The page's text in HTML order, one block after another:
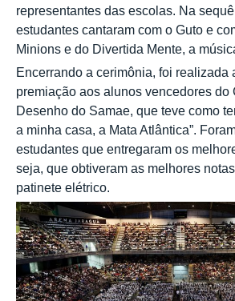
representantes das escolas. Na
estudantes cantaram com o Guto e
Minions e do Divertida Mente, a
Encerrando a cerimônia, foi realizada
premiação aos alunos vencedores do
Desenho do Samae, que teve como
a minha casa, a Mata Atlântica”.
estudantes que entregaram os
seja, que obtiveram as melhores
patinete elétrico.